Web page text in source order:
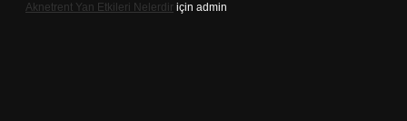
Aknetrent Yan Etkileri Nelerdir için admin